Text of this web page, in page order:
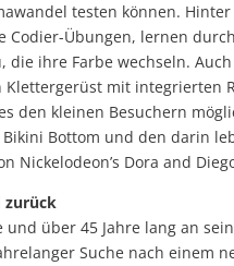
testen können.
Codier-Übungen, lernen
ihre Farbe wechseln.
mit integrierten
den kleinen Besuchern
Bottom und den darin
Nickelodeon’s Dora and
zurück
über 45 Jahre lang an
Suche nach einem